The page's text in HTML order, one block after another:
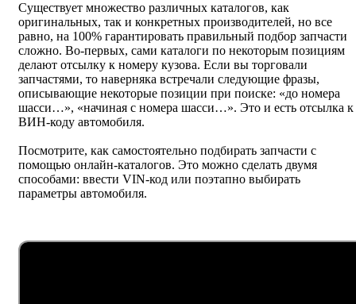
Существует множество различных каталогов, как
оригинальных, так и конкретных производителей, но все
равно, на 100% гарантировать правильный подбор запчасти
сложно. Во-первых, сами каталоги по некоторым позициям
делают отсылку к номеру кузова. Если вы торговали
запчастями, то наверняка встречали следующие фразы,
описывающие некоторые позиции при поиске: «до номера
шасси…», «начиная с номера шасси…». Это и есть отсылка к
ВИН-коду автомобиля.
Посмотрите, как самостоятельно подбирать запчасти с
помощью онлайн-каталогов. Это можно сделать двумя
способами: ввести VIN-код или поэтапно выбирать
параметры автомобиля.